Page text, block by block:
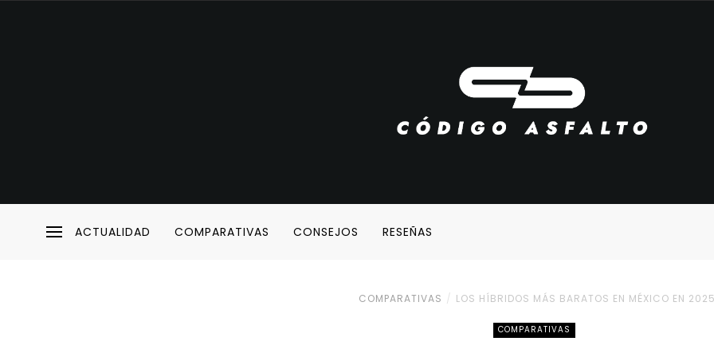
ACTUALIDAD COMPARATIVAS CONSEJOS RESEÑAS
COMPARATIVAS LOS HÍBRIDOS MÁS BARATOS EN MÉXICO EN
COMPARATIVAS